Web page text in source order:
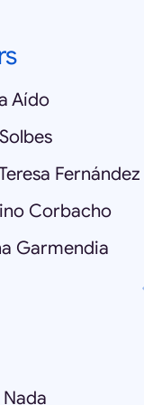
Aído
Corbacho
Garmendia